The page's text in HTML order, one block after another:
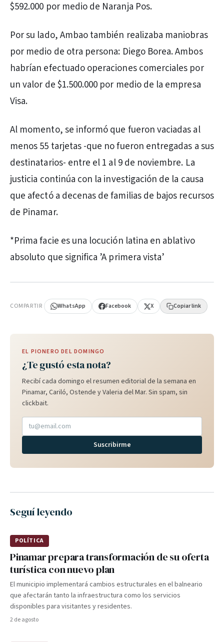
$592.000 por medio de Naranja Pos.
Por su lado, Ambao también realizaba maniobras
por medio de otra persona: Diego Borea. Ambos
habrían efectuado operaciones comerciales por
un valor de $1.500.000 por medio de la empresa
Visa.
Al momento, se informó que fueron vaciadas al
menos 55 tarjetas -que no fueron entregadas a sus
destinatarios- entre el 1 al 9 de noviembre. La
justicia continúa con la investigación de la causa
que afectó a decenas de familias de bajos recursos
de Pinamar.
*Prima facie es una locución latina en ablativo
absoluto que significa ’A primera vista’
COMPARTIR WhatsApp Facebook X Copiar link
EL PIONERO DEL DOMINGO
¿Te gustó esta nota?
Recibí cada domingo el resumen editorial de la semana en
Pinamar, Cariló, Ostende y Valeria del Mar. Sin spam, sin
clickbait.
Suscribirme
Seguí leyendo
POLÍTICA
Pinamar prepara transformación de su oferta
turística con nuevo plan
El municipio implementará cambios estructurales en el balneario
que afectarán tanto la infraestructura como los servicios
disponibles para visitantes y residentes.
2 de agosto